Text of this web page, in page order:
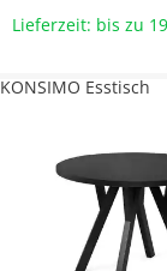
Lieferzeit: bis zu
KONSIMO Esstisch